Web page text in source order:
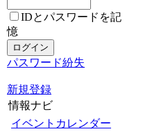
IDとパスワードを記
憶
パスワード紛失
新規登録
情報ナビ
イベントカレンダー